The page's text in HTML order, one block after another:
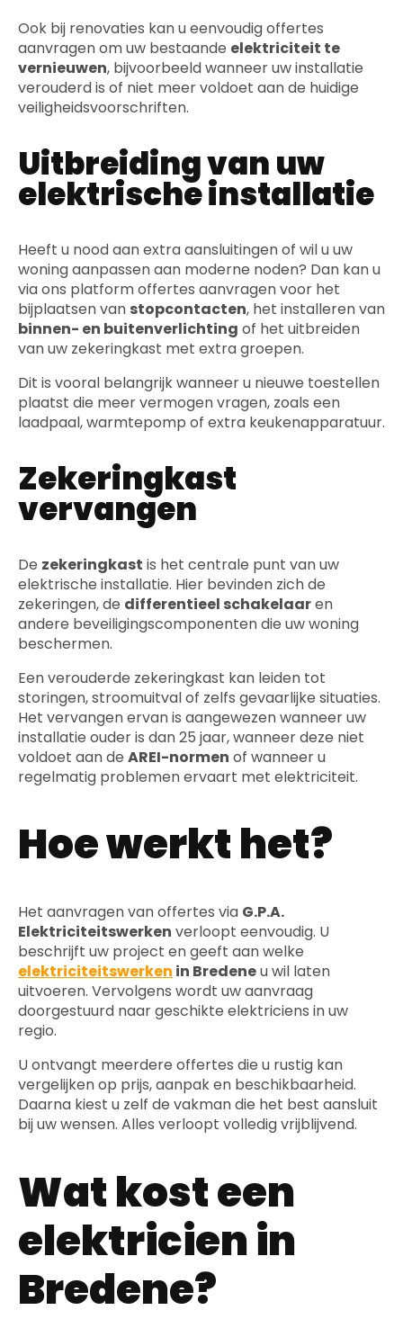
Ook bij renovaties kan u eenvoudig offertes
aanvragen om uw bestaande elektriciteit te
vernieuwen, bijvoorbeeld wanneer uw installatie
verouderd is of niet meer voldoet aan de huidige
veiligheidsvoorschriften.
Uitbreiding van uw
elektrische installatie
Heeft u nood aan extra aansluitingen of wil u uw
woning aanpassen aan moderne noden? Dan kan u
via ons platform offertes aanvragen voor het
bijplaatsen van stopcontacten, het installeren van
binnen- en buitenverlichting of het uitbreiden
van uw zekeringkast met extra groepen.
Dit is vooral belangrijk wanneer u nieuwe toestellen
plaatst die meer vermogen vragen, zoals een
laadpaal, warmtepomp of extra keukenapparatuur.
Zekeringkast
vervangen
De zekeringkast is het centrale punt van uw
elektrische installatie. Hier bevinden zich de
zekeringen, de differentieel schakelaaren
andere beveiligingscomponenten die uw woning
beschermen.
Een verouderde zekeringkast kan leiden tot
storingen, stroomuitval of zelfs gevaarlijke situaties.
Het vervangen ervan is aangewezen wanneer uw
installatie ouder is dan 25 jaar, wanneer deze niet
voldoet aan de AREI-normen of wanneer u
regelmatig problemen ervaart met elektriciteit.
Hoe werkt het?
Het aanvragen van offertes via G.P.A.
Elektriciteitswerken verloopt eenvoudig. U
beschrijft uw project en geeft aan welke
elektriciteitswerken in Bredeneu wil laten
uitvoeren. Vervolgens wordt uw aanvraag
doorgestuurd naar geschikte elektriciens in uw
regio.
U ontvangt meerdere offertes die u rustig kan
vergelijken op prijs, aanpak en beschikbaarheid.
Daarna kiest u zelf de vakman die het best aansluit
bij uw wensen. Alles verloopt volledig vrijblijvend.
Wat kost een
elektricien in
Bredene?